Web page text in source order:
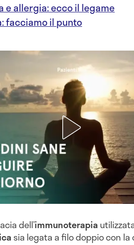
e allergia: ecco il legame
facciamo il punto
dell’immunoterapia
sia legata a filo doppio con